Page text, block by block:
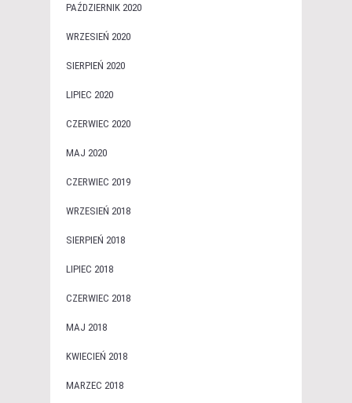
PAŹDZIERNIK 2020
WRZESIEŃ 2020
SIERPIEŃ 2020
LIPIEC 2020
CZERWIEC 2020
MAJ 2020
CZERWIEC 2019
WRZESIEŃ 2018
SIERPIEŃ 2018
LIPIEC 2018
CZERWIEC 2018
MAJ 2018
KWIECIEŃ 2018
MARZEC 2018